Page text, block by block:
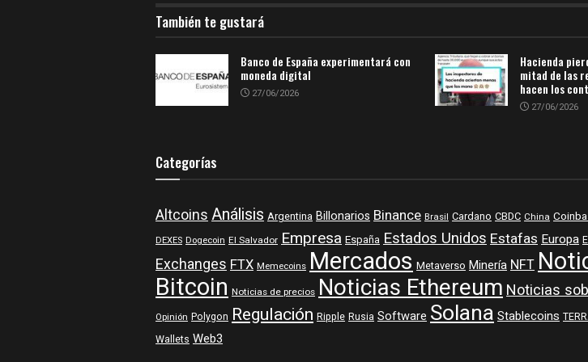
También te gustará
Banco de España experimentará con
moneda digital
27/06/2026
Hacienda
mitad de las
hacen los
27/06/2026
Categorías
Altcoins Análisis Argentina Billonarios Binance Brasil Cardano CBDC China
DEXES Dogecoin El Salvador Empresa España Estados Unidos Estafas Europa
Exchanges FTX Memecoins Mercados Metaverso Minería NFT
Bitcoin Noticias de precios Noticias EthereumNoticias
Opinión Polygon Regulación Ripple Rusia Software Solana Stablecoins
Wallets Web3